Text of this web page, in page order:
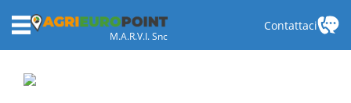
M.A.R.V.I. Snc
Contattaci